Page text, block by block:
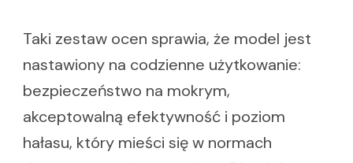
Taki zestaw ocen sprawia, że model jest
nastawiony na codzienne użytkowanie:
bezpieczeństwo na mokrym,
akceptowalną efektywność i poziom
hałasu, który mieści się w normach